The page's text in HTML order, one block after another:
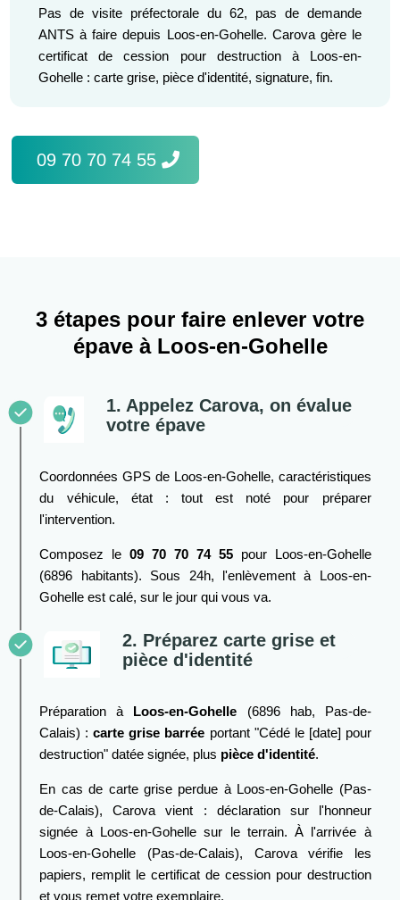
Pas de visite préfectorale du 62, pas de demande
ANTS à faire depuis Loos-en-Gohelle. Carova gère le
certificat de cession pour destruction à Loos-en-
Gohelle : carte grise, pièce d'identité, signature, fin.
09 70 70 74 55
3 étapes pour faire enlever votre
épave à Loos-en-Gohelle
1. Appelez Carova, on évalue
votre épave
Coordonnées GPS de Loos-en-Gohelle, caractéristiques
du véhicule, état : tout est noté pour préparer
l'intervention.
Composez le09 70 70 74 55pour Loos-en-Gohelle
(6896 habitants). Sous 24h, l'enlèvement à Loos-en-
Gohelle est calé, sur le jour qui vous va.
2. Préparez carte grise et
pièce d'identité
Préparation à Loos-en-Gohelle (6896 hab, Pas-de-
Calais) :carte grise barrée portant "Cédé le [date] pour
destruction" datée signée, plus pièce d'identité.
En cas de carte grise perdue à Loos-en-Gohelle (Pas-
de-Calais), Carova vient : déclaration sur l'honneur
signée à Loos-en-Gohelle sur le terrain. À l'arrivée à
Loos-en-Gohelle (Pas-de-Calais), Carova vérifie les
papiers, remplit le certificat de cession pour destruction
et vous remet votre exemplaire.